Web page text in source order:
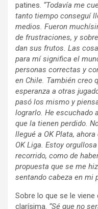
patines. “Todavía me
tanto tiempo conseguí
medios. Fueron
de frustraciones, y
dan sus frutos. Las
para mí significa el
personas correctas y
en Chile. También creo
esperanza a otras
pasó los mismo y
lograrlo. He escuchado
que la tienen perdido.
llegué a OK Plata,
OK Liga. Estoy
recorrido, como de
propuesta que se me
sentando cabeza en mi
Sobre lo que se le
clarísima. “Sé que no